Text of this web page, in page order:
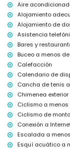
Aeropuerto más
casa)
Segundo
Se admiten
El alojamiento es
Instalaciones y
casa de vacaciones
Internet (WiFi)
Aspiradora,
Ropa de cama y
Servicio de
Calefacción por
Instalaciones y
Aire
Alojamiento
Alojamiento de
Asistencia
Bares y
Buceo a menos
Calefacción
Calendario de
Cancha de tenis
Chimenea
Ciclismo a menos
Ciclismo de
Conexión a
Escalada a
Esquí acuático a